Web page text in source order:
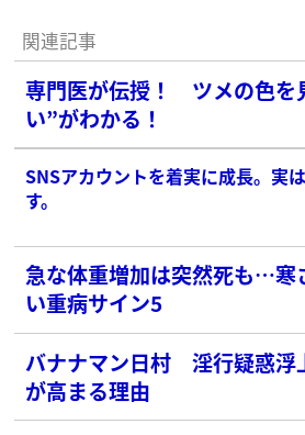
関連記事
専門医が伝授！ ツメの色を
い”がわかる！
SNSアカウントを着実に成長。実
す。
急な体重増加は突然死も…寒
い重病サイン5
バナナマン日村 淫行疑惑浮
が高まる理由